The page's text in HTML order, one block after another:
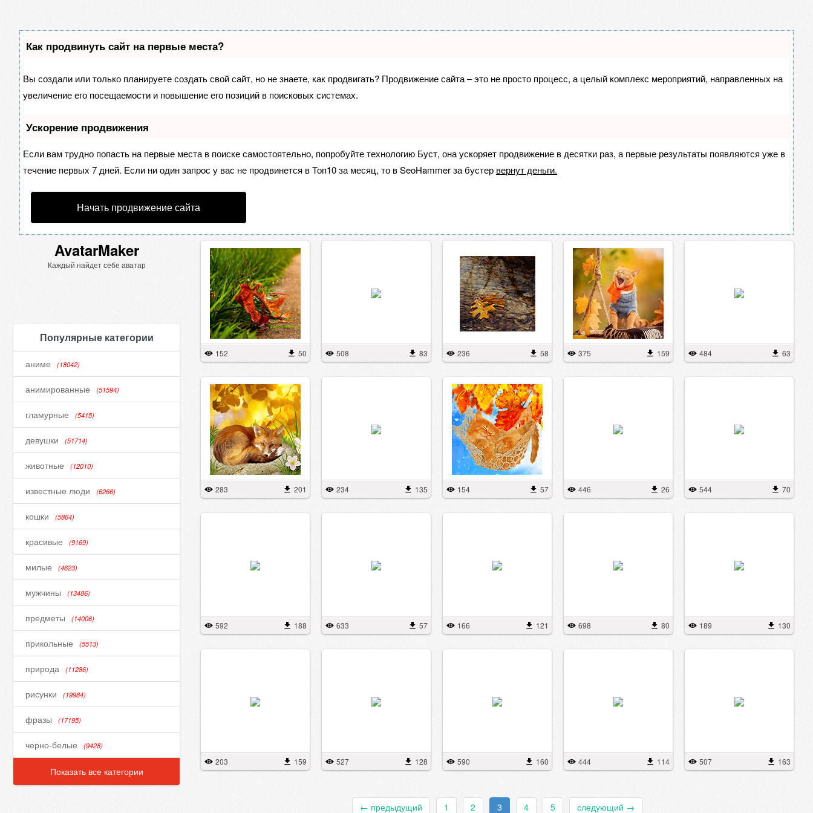
Как продвинуть сайт на первые места?
Вы создали или только планируете создать свой сайт, но не знаете, как продвигать? Продвижение сайта – это не просто процесс, а целый комплекс мероприятий, направленных на
увеличение его посещаемости и повышение его позиций в поисковых системах.
Ускорение продвижения
Если вам трудно попасть на первые места в поиске самостоятельно, попробуйте технологию Буст, она ускоряет продвижение в десятки раз, а первые результаты появляются уже в
течение первых 7 дней. Если ни один запрос у вас не продвинется в Топ10 за месяц, то вSeoHammerза бустер вернут деньги.
Начать продвижение сайта
AvatarMaker
Каждый найдет себе аватар
Популярные категории
аниме (18042)
анимированные (51594)
гламурные (5415)
девушки (51714)
животные (12010)
известные люди (6266)
кошки (5864)
красивые (9169)
милые (4623)
мужчины (13486)
предметы (14006)
прикольные (5513)
природа (11286)
рисунки (19984)
фразы (17195)
черно-белые (9428)
Показать все категории
152 50 508 83 236 58 375 159 484 63
283 201 234 135 154 57 446 26 544 70
592 188 633 57 166 121 698 80 189 130
203 159 527 128 590 160 444 114 507 163
← предыдущий 1 2 3 4 5 следующий →